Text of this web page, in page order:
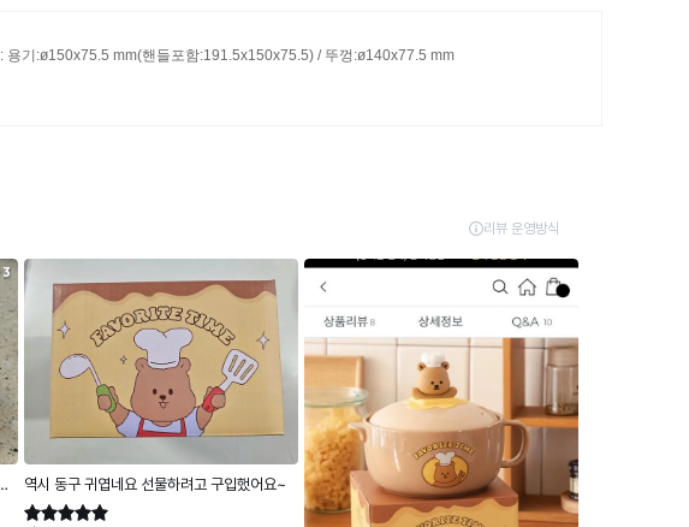
: 용기:ø150x75.5 mm(핸들포함:191.5x150x75.5) / 뚜껑:ø140x77.5 mm